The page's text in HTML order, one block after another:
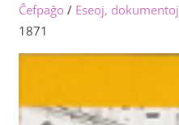
Ĉefpaĝo / Eseoj, dokumentoj
1871